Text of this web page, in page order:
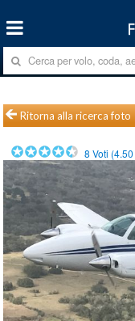
Ritorna alla ricerca foto
8 Voti (4.50